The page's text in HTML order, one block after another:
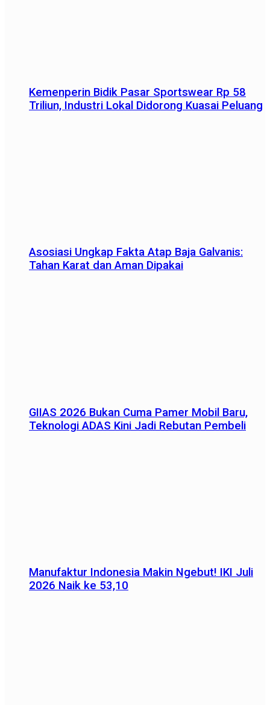
Kemenperin Bidik Pasar Sportswear Rp 58
Triliun, Industri Lokal Didorong Kuasai Peluang
Asosiasi Ungkap Fakta Atap Baja Galvanis:
Tahan Karat dan Aman Dipakai
GIIAS 2026 Bukan Cuma Pamer Mobil Baru,
Teknologi ADAS Kini Jadi Rebutan Pembeli
Manufaktur Indonesia Makin Ngebut! IKI Juli
2026 Naik ke 53,10